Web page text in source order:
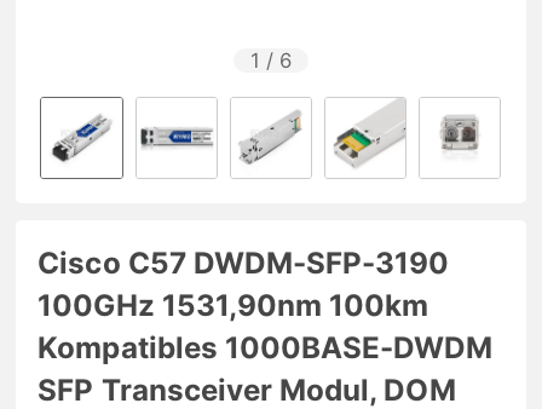
1 / 6
Cisco C57 DWDM-SFP-3190
100GHz 1531,90nm 100km
Kompatibles 1000BASE-DWDM
SFP Transceiver Modul, DOM